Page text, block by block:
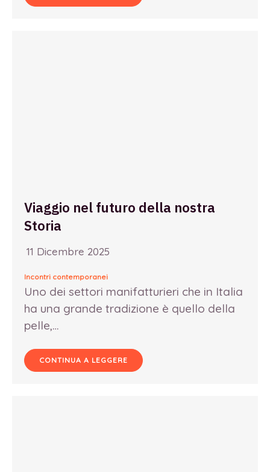
Viaggio nel futuro della nostra
Storia
11 Dicembre 2025
Incontri contemporanei
Uno dei settori manifatturieri che in Italia
ha una grande tradizione è quello della
pelle,…
CONTINUA A LEGGERE